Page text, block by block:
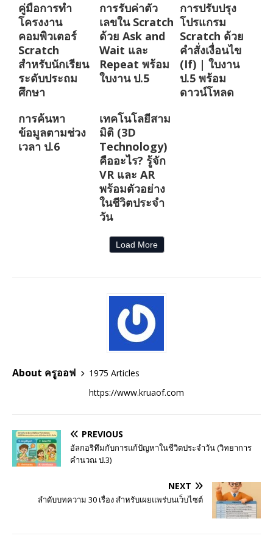
คู่มือการทำ
โครงงาน
คอมพิวเตอร์
Scratch
สำหรับนักเรียน
ระดับประถม
ศึกษา
การรับค่าตัว
เลขใน Scratch
ด้วย Ask and
Wait และ
Repeat พร้อม
ใบงาน ป.5
การปรับปรุง
โปรแกรม
Scratch ด้วย
คำสั่งเงื่อนไข
(If) | ใบงาน
ป.5 พร้อม
ดาวน์โหลด
การค้นหา
ข้อมูลตามช่วง
เวลา ป.6
เทคโนโลยีสาม
มิติ (3D
Technology)
คืออะไร? รู้จัก
VR และ AR
พร้อมตัวอย่าง
ในชีวิตประจำ
วัน
Load More
About ครูออฟ
1975 Articles
https://www.kruaof.com
PREVIOUS
อัลกอริทึมกับการแก้ปัญหาในชีวิตประจำวัน (วิทยาการ
คำนวณ ป.3)
NEXT
ลำดับบทความ 30 เรื่อง สำหรับเผยแพร่บนเว็บไซต์